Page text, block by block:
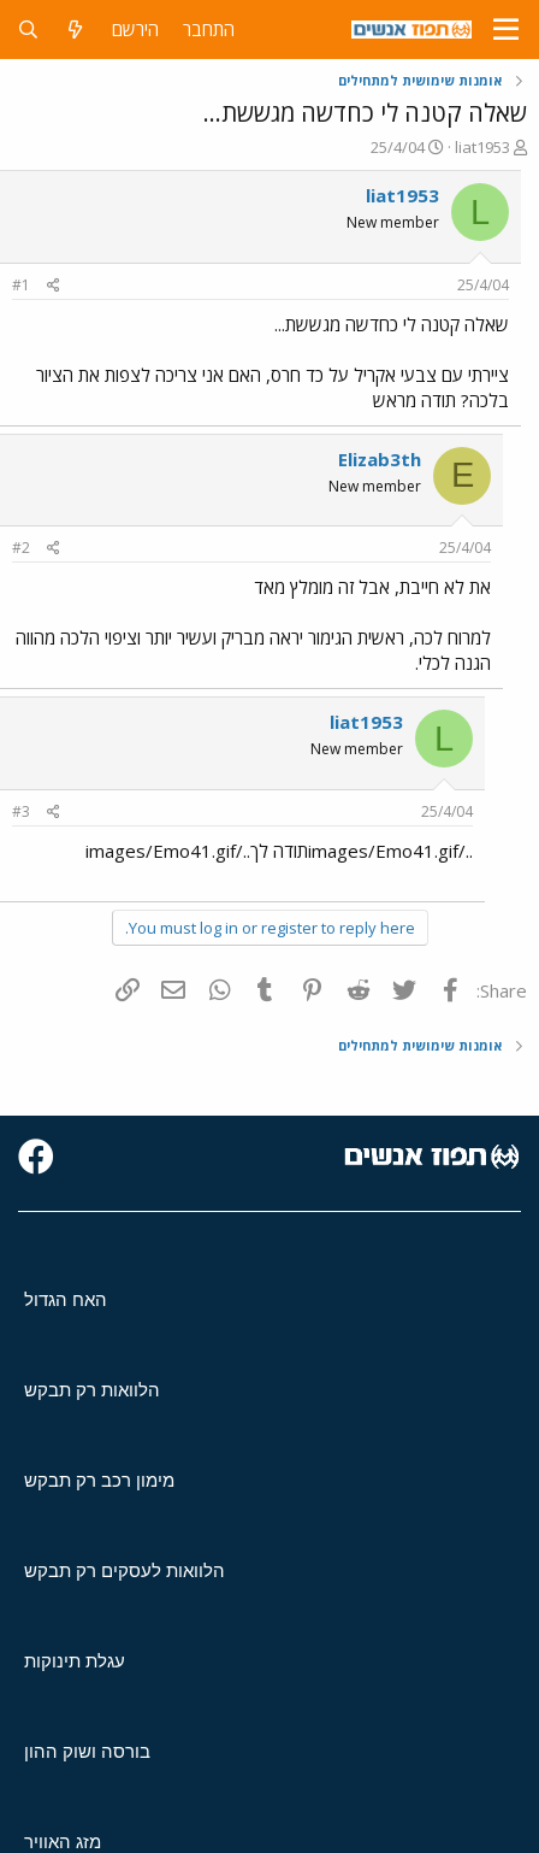
התחבר הירשם
אומנות שימושית למתחילים
שאלה קטנה לי כחדשה מגששת...
פ
ו
ת
ח
ה
ש
א
liat1953
פ
ו
ר
ס
ם
ר
25/4/04
L
liat1953
New member
25/4/04
#1
שאלה קטנה לי כחדשה מגששת...
ציירתי עם צבעי אקריל על כד חרס, האם אני צריכה לצפות את הציור
בלכה? תודה מראש
E
Elizab3th
New member
25/4/04
#2
את לא חייבת, אבל זה מומלץ מאד
למרוח לכה, ראשית הגימור יראה מבריק ועשיר יותר וציפוי הלכה מהווה
הגנה לכלי.
L
liat1953
New member
25/4/04
#3
../images/Emo41.gifתודה לך../images/Emo41.gif
You must log in or register to reply here.
Share: פייסבוק Twitter
Reddit
Pinterest
Tumblr
WhatsAppדואר אלקטרוני
אומנות שימושית למתחילים
האח הגדול
הלוואות רק תבקש
מימון רכב רק תבקש
הלוואות לעסקים רק תבקש
עגלת תינוקות
בורסה ושוק ההון
מזג האוויר